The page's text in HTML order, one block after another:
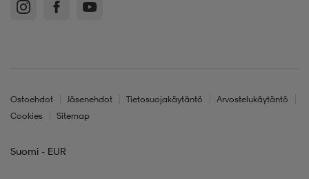
Ostoehdot Jäsenehdot Tietosuojakäytäntö
Arvostelukäytäntö
Cookies
Sitemap
Suomi - EUR